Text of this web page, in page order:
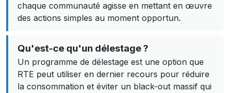
chaque communauté agisse en mettant en œuvre
des actions simples au moment opportun.
Qu'est-ce qu'un délestage ?
Un programme de délestage est une option que
RTE peut utiliser en dernier recours pour réduire
la consommation et éviter un black-out massif qui